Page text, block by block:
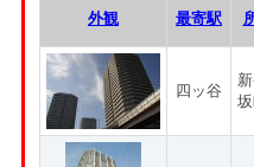
外観 最寄駅
四ッ谷